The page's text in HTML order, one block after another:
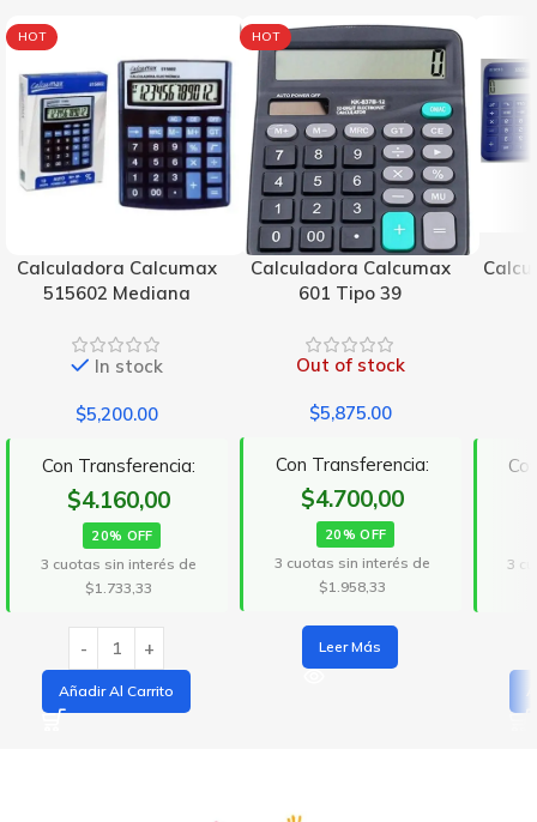
HOT
Calculadora Calcumax
515602 Mediana
In stock
$5,200.00
Con Transferencia:
$4.160,00
20% OFF
3 cuotas sin interés de
$1.733,33
Añadir Al Carrito
HOT
Calculadora Calcumax
601 Tipo 39
Out of stock
$5,875.00
Con Transferencia:
$4.700,00
20% OFF
3 cuotas sin interés de
$1.958,33
Leer Más
3